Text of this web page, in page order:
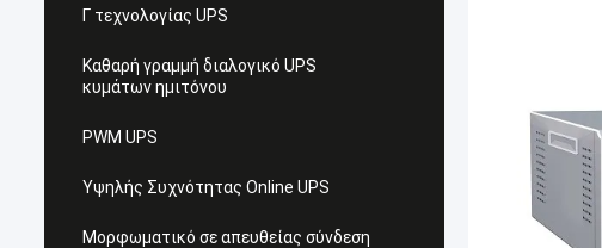
Γ τεχνολογίας UPS
Καθαρή γραμμή διαλογικό UPS
κυμάτων ημιτόνου
PWM UPS
Υψηλής Συχνότητας Online UPS
Μορφωματικό σε απευθείας σύνδεση